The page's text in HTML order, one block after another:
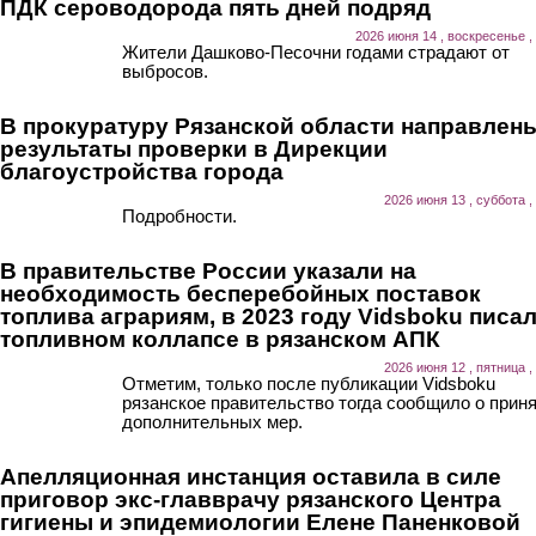
ПДК сероводорода пять дней подряд
2026 июня 14 , воскресенье ,
Жители Дашково-Песочни годами страдают от
выбросов.
В прокуратуру Рязанской области
результаты проверки в Дирекции
благоустройства города
2026 июня 13 , суббота ,
Подробности.
В правительстве России указали на
необходимость бесперебойных поставок
топлива аграриям, в 2023 году Vidsboku
топливном коллапсе в рязанском АПК
2026 июня 12 , пятница ,
Отметим, только после публикации Vidsboku
рязанское правительство тогда сообщило о
дополнительных мер.
Апелляционная инстанция оставила в силе
приговор экс-главврачу рязанского Центра
гигиены и эпидемиологии Елене Паненковой